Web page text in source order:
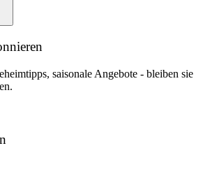
saisonale Angebote - bleiben sie